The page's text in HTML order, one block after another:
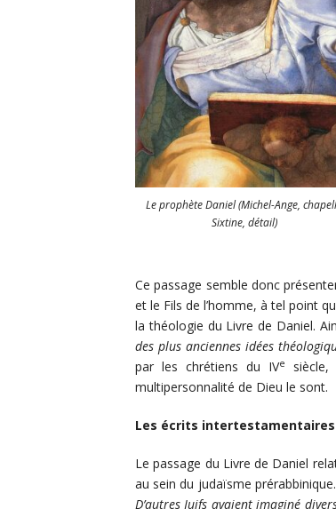
Le prophète Daniel (Michel-Ange,
Sixtine, détail)
Ce passage semble donc
et le Fils de l’homme, à tel point
la théologie du Livre de Daniel.
des plus anciennes idées
par les chrétiens du IVe
multipersonnalité de Dieu le sont.
Les écrits intertestamentaires
Le passage du Livre de Daniel
au sein du judaïsme
D’autres Juifs avaient imaginé